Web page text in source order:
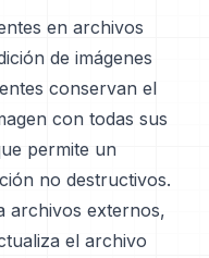
en archivos
de imágenes
conservan el
con todas sus
permite un
no destructivos.
archivos externos,
el archivo